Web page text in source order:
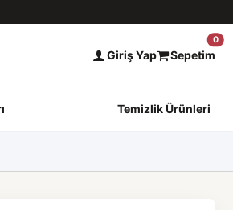
Giriş Yap Sepetim
0
Temizlik Ürünleri